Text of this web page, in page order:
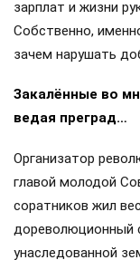
зарплат и жизни
Собственно,
зачем нарушать
Закалённые во
ведая преград…
Организатор
главой молодой
соратников жил
дореволюционный
унаследованной